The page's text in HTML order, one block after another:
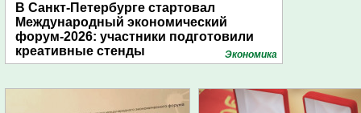
В Санкт-Петербурге стартовал
Международный экономический
форум-2026: участники подготовили
креативные стенды
Экономика